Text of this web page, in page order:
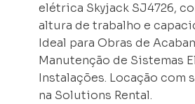
elétrica Skyjack SJ4726,
altura de trabalho e
Ideal para Obras de
Manutenção de Sistemas
Instalações. Locação com
na Solutions Rental.